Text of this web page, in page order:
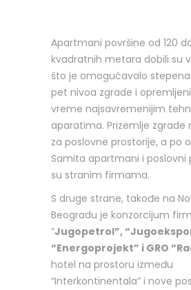
Apartmani površine od 120
kvadratnih metara dobili su
što je omogućavalo
pet nivoa zgrade i
vreme najsavremenijim
aparatima. Prizemlje zgrade
za poslovne prostorije, a po
Samita apartmani i poslovni
su stranim firmama.
S druge strane, takođe na
Beogradu je konzorcijum
“Jugopetrol”,
“Energoprojekt” i GRO
hotel na prostoru između
“Interkontinentala” i nove